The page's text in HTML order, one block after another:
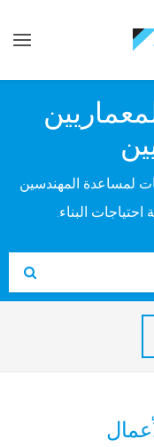
تبديل
لمساعدة المهندسين
البناء.
Submit